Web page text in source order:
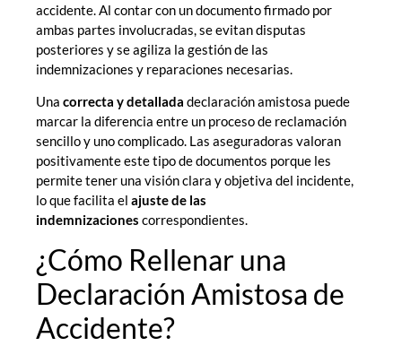
accidente. Al contar con un documento firmado por
ambas partes involucradas, se evitan disputas
posteriores y se agiliza la gestión de las
indemnizaciones y reparaciones necesarias.
Una correcta y detallada declaración amistosa puede
marcar la diferencia entre un proceso de reclamación
sencillo y uno complicado. Las aseguradoras valoran
positivamente este tipo de documentos porque les
permite tener una visión clara y objetiva del incidente,
lo que facilita el ajuste de las
indemnizaciones correspondientes.
¿Cómo Rellenar una
Declaración Amistosa de
Accidente?